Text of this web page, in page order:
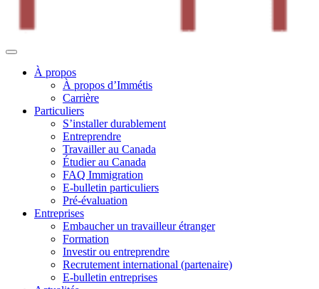
À propos
À propos d’Immétis
Carrière
Particuliers
S’installer durablement
Entreprendre
Travailler au Canada
Étudier au Canada
FAQ Immigration
E-bulletin particuliers
Pré-évaluation
Entreprises
Embaucher un travailleur étranger
Formation
Investir ou entreprendre
Recrutement international (partenaire)
E-bulletin entreprises